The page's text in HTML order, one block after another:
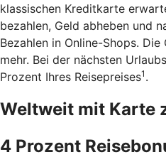
klassischen Kreditkarte
bezahlen, Geld abheben und
Bezahlen in Online-Shops.
mehr. Bei der nächsten
Prozent Ihres Reisepreises1 .
Weltweit mit Karte
4 Prozent